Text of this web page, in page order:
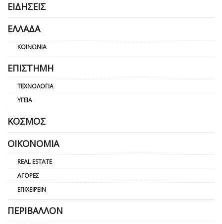
ΕΙΔΉΣΕΙΣ
ΕΛΛΆΔΑ
ΚΟΙΝΩΝΊΑ
ΕΠΙΣΤΉΜΗ
ΤΕΧΝΟΛΟΓΊΑ
ΥΓΕΊΑ
ΚΌΣΜΟΣ
ΟΙΚΟΝΟΜΊΑ
REAL ESTATE
ΑΓΟΡΈΣ
ΕΠΙΧΕΙΡΕΊΝ
ΠΕΡΙΒΆΛΛΟΝ